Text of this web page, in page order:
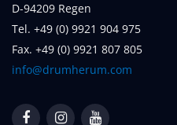
D-94209 Regen
Tel. +49 (0) 9921 904 975
Fax. +49 (0) 9921 807 805
info@drumherum.com